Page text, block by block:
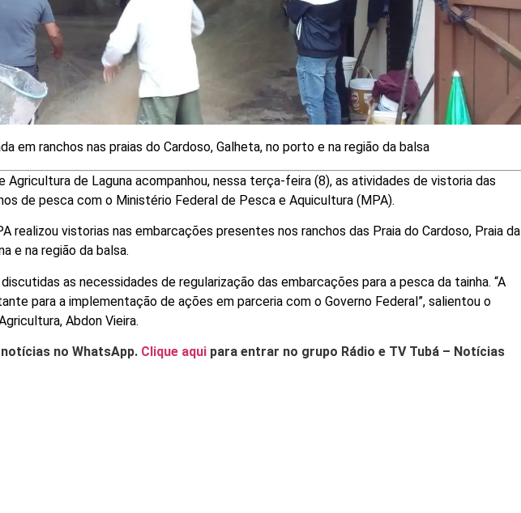
em ranchos nas praias do Cardoso, Galheta, no porto e na região da balsa
Agricultura de Laguna acompanhou, nessa terça-feira (8), as atividades de vistoria das
de pesca com o Ministério Federal de Pesca e Aquicultura (MPA).
realizou vistorias nas embarcações presentes nos ranchos das Praia do Cardoso, Praia da
e na região da balsa.
as necessidades de regularização das embarcações para a pesca da tainha. “A
para a implementação de ações em parceria com o Governo Federal”, salientou o
Abdon Vieira.
no WhatsApp. Clique aqui para entrar no grupo Rádio e TV Tubá – Notícias